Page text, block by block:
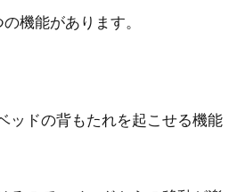
機能があります。
ッドの背もたれを起こせる機能